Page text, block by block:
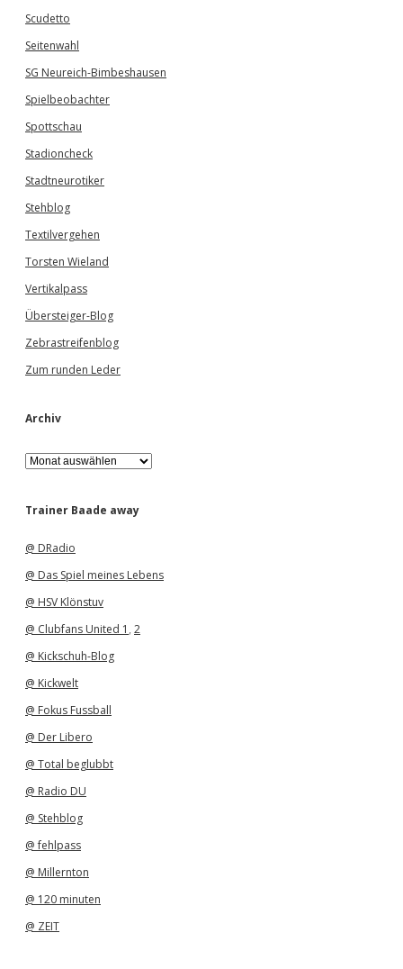
Scudetto
Seitenwahl
SG Neureich-Bimbeshausen
Spielbeobachter
Spottschau
Stadioncheck
Stadtneurotiker
Stehblog
Textilvergehen
Torsten Wieland
Vertikalpass
Übersteiger-Blog
Zebrastreifenblog
Zum runden Leder
Archiv
A
r
h
Trainer Baade away
@ DRadio
@ Das Spiel meines Lebens
@ HSV Klönstuv
@ Clubfans United 1 , 2
@ Kickschuh-Blog
@ Kickwelt
@ Fokus Fussball
@ Der Libero
@ Total beglubbt
@ Radio DU
@ Stehblog
@ fehlpass
@ Millernton
@ 120 minuten
@ ZEIT